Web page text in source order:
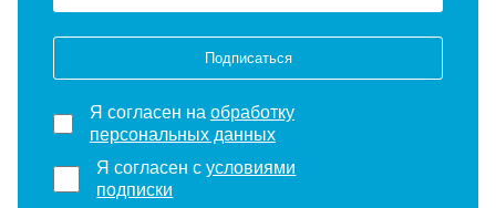
Подписаться
Я согласен на обработку
персональных данных
Я согласен сусловиями
подписки